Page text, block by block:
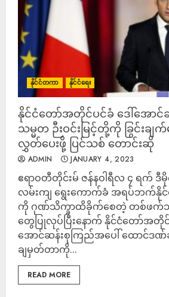
နိုင်ငံတကာ နိုင်ငံရေး
နိုင်ငံတော်အတိုင်ပင်ခံ ဒေါ်အောင်
သမ္မတ ဉီးဝင်းမြင့်တို့ကို ခြွင်းချက်
လွှတ်ပေးဖို့ ပြင်သစ် တောင်းဆို
ADMIN JANUARY 4, 2023
ဧရာဝတီတိုင်းမ် ဇန်နဝါရီလ ၄ ရက် ဒီ
လမ်းကျ ရွေးကောက်ခံ အရပ်ဘက်နိုင်ငံ
ကို ဂုဏ်သိက္ခာထိခိုက်စေတဲ့ တစ်ဖက်သ
တွေပြုလုပ်ပြီးနောက် နိုင်ငံတော်အတိုင်
အောင်ဆန်းစုကြည်အပေါ် ထောင်ဒ
ချမှတ်တာကို...
READ MORE